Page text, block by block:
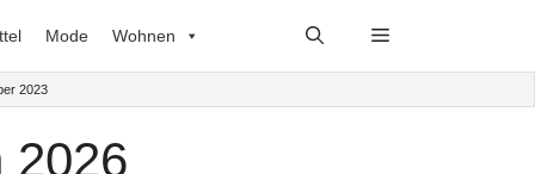
Mode Wohnen
2023
2026